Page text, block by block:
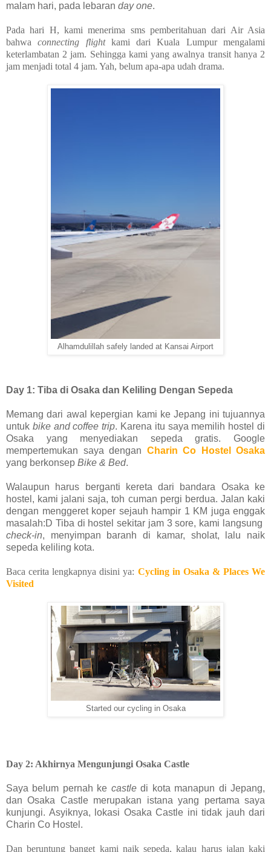
malam hari, pada lebaran day one.
Pada hari H, kami menerima sms pemberitahuan dari Air Asia
bahwaconnecting flightkami dari Kuala Lumpur mengalami
keterlambatan 2 jam. Sehingga kami yang awalnya transit hanya 2
jam menjadi total 4 jam. Yah, belum apa-apa udah drama.
Alhamdulillah safely landed at Kansai Airport
Day 1: Tiba di Osaka dan Keliling Dengan Sepeda
Memang dari awal kepergian kami ke Jepang ini tujuannya
untuk bike and coffee trip. Karena itu saya memilih hostel di
Osaka yang menyediakan sepeda gratis. Google
mempertemukan saya dengan Charin Co Hostel Osaka
yang berkonsep Bike & Bed.
Walaupun harus berganti kereta dari bandara Osaka ke
hostel, kami jalani saja, toh cuman pergi berdua. Jalan kaki
dengan menggeret koper sejauh hampir 1 KM juga enggak
masalah:D Tiba di hostel sekitar jam 3 sore, kami langsung
check-in, menyimpan baranh di kamar, sholat, lalu naik
sepeda keliling kota.
Baca cerita lengkapnya disini ya: Cycling in Osaka & Places We
Visited
Started our cycling in Osaka
Day 2: Akhirnya Mengunjungi Osaka Castle
Saya belum pernah ke castledi kota manapun di Jepang,
dan Osaka Castle merupakan istana yang pertama saya
kunjungi. Asyiknya, lokasi Osaka Castle ini tidak jauh dari
Charin Co Hostel.
Dan beruntung banget kami naik sepeda, kalau harus jalan kaki